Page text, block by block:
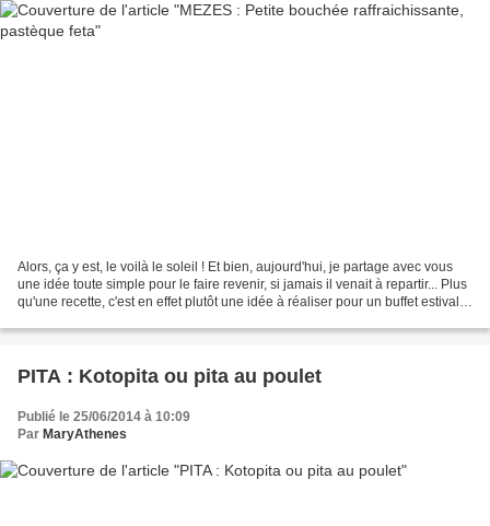
Alors, ça y est, le voilà le soleil ! Et bien, aujourd'hui, je partage avec vous
une idée toute simple pour le faire revenir, si jamais il venait à repartir... Plus
qu'une recette, c'est en effet plutôt une idée à réaliser pour un buffet estival,
PITA : Kotopita ou pita au poulet
Publié le 25/06/2014 à 10:09
Par MaryAthenes